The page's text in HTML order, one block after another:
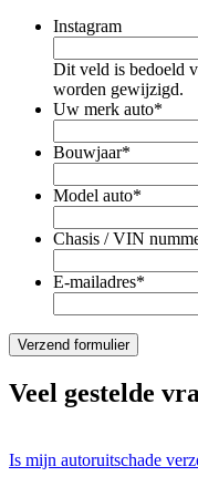
Instagram
Dit veld is bedoeld
worden gewijzigd.
Uw merk auto*
Bouwjaar*
Model auto*
Chasis / VIN
E-mailadres*
Veel gestelde
Is mijn autoruitschade